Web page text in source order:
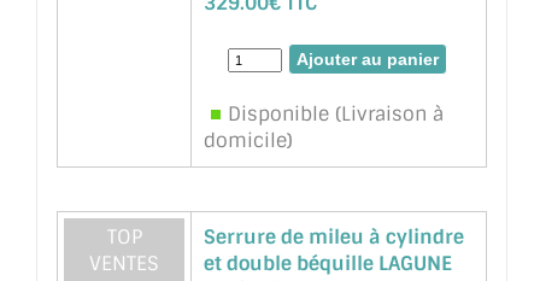
ref 4300 Serrure, 2
paumelles ref.4200 (ou
Longoni identique), 2 fiches
Longoni) ...suite
Disponible (Livraison à
domicile)
TOP
VENTES
Serrure de mileu à cylindre
et double béquille LAGUNE